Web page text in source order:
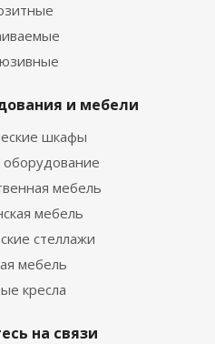
и мебели
шкафы
оборудование
мебель
мебель
стеллажи
мебель
кресла
на связи